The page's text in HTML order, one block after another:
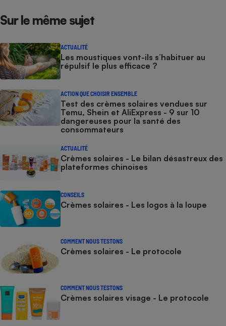
Sur le même sujet
ACTUALITÉ
Les moustiques vont-ils s’habituer au
répulsif le plus efficace ?
ACTION QUE CHOISIR ENSEMBLE
Test des crèmes solaires vendues sur
Temu, Shein et AliExpress - 9 sur 10
dangereuses pour la santé des
consommateurs
ACTUALITÉ
Crèmes solaires - Le bilan désastreux des
plateformes chinoises
CONSEILS
Crèmes solaires - Les logos à la loupe
COMMENT NOUS TESTONS
Crèmes solaires - Le protocole
COMMENT NOUS TESTONS
Crèmes solaires visage - Le protocole